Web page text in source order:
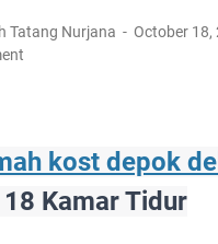
Tatang Nurjana
October 18,
kost depok
Kamar Tidur